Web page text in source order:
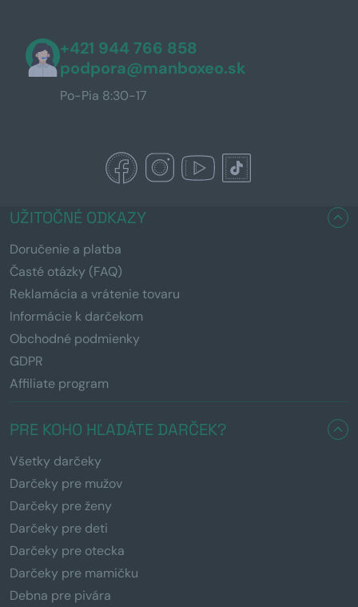
+421 944 766 858
podpora@manboxeo.sk
Po-Pia 8:30-17
UŽITOČNÉ ODKAZY
Doručenie a platba
Časté otázky (FAQ)
Reklamácia a vrátenie tovaru
Informácie k darčekom
Obchodné podmienky
GDPR
Affiliate program
PRE KOHO HĽADÁTE DARČEK?
Všetky darčeky
Darčeky pre mužov
Darčeky pre ženy
Darčeky pre deti
Darčeky pre otecka
Darčeky pre mamičku
Debna pre pivára